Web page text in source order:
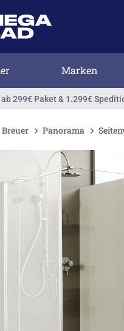
Marken
ab 299€ Paket & 1.299€
Breuer Panorama